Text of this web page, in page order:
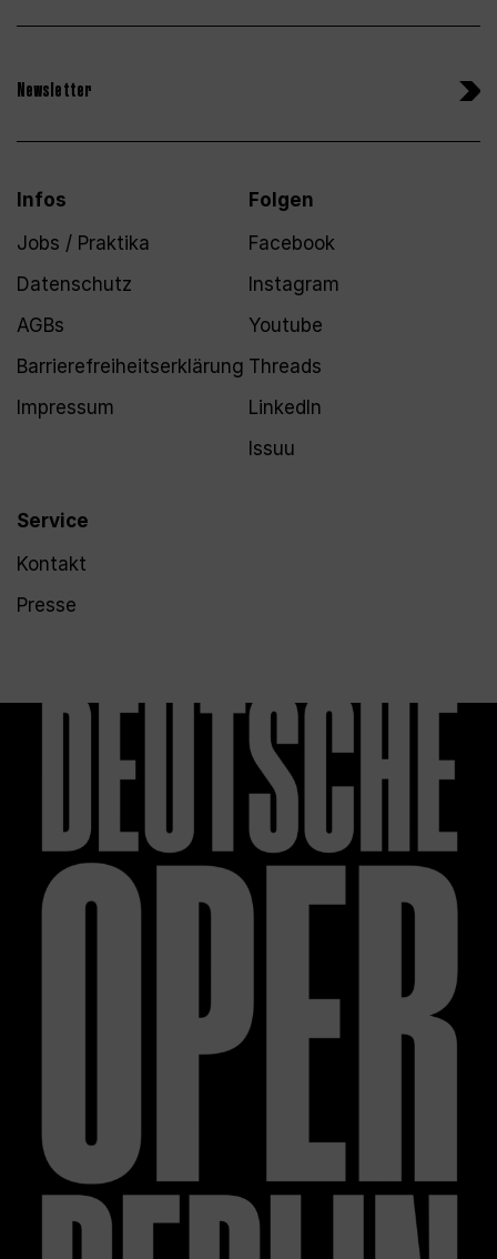
Newsletter
Infos
Jobs / Praktika
Datenschutz
AGBs
Barrierefreiheitserklärung
Impressum
Service
Kontakt
Presse
Folgen
Facebook
Instagram
Youtube
Threads
LinkedIn
Issuu